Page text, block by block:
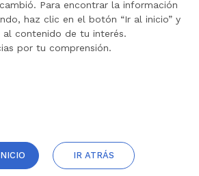
Para encontrar la información
haz clic en el botón “Ir al inicio” y
al contenido de tu interés.
por tu comprensión.
IR ATRÁS